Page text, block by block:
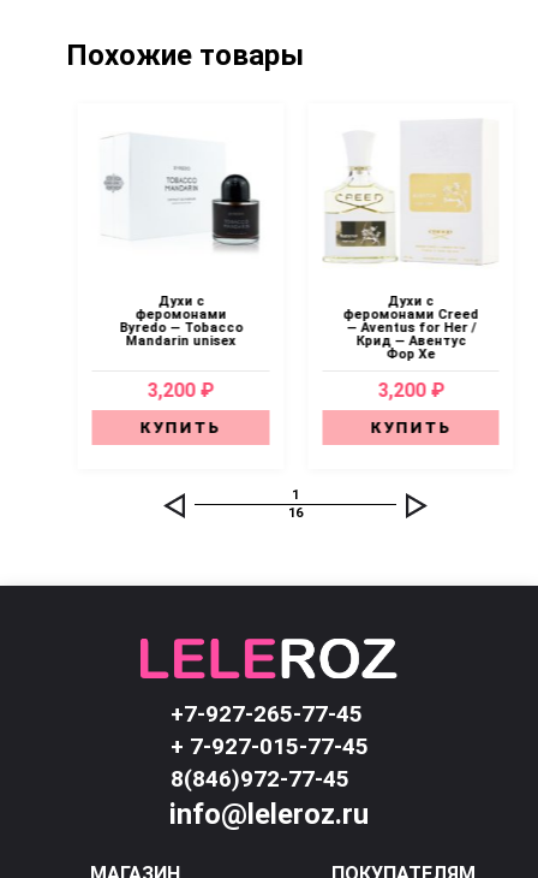
Похожие товары
Духи с
феромонами
Byredo — Tobacco
Mandarin unisex
3,200 ₽
КУПИТЬ
Духи с
феромонами Creed
— Aventus for Her /
Крид — Авентус
Фор Хе
3,200 ₽
КУПИТЬ
1
16
+7-927-265-77-45
+ 7-927-015-77-45
8(846)972-77-45
info@leleroz.ru